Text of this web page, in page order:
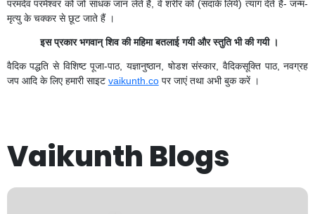
परमदेव परमेश्वर को जो साधक जान लेते हैं, वे शरीर को (सदाके लिये) त्याग देते हैं- जन्म-
मृत्यु के चक्कर से छूट जाते हैं ।
इस प्रकार भगवान् शिव की महिमा बतलाई गयी और स्तुति भी की गयी ।
वैदिक पद्धति से विशिष्ट पूजा-पाठ, यज्ञानुष्ठान, षोडश संस्कार, वैदिकसूक्ति पाठ, नवग्रह
जप आदि के लिए हमारी साइट vaikunth.coपर जाएं तथा अभी बुक करें ।
Vaikunth Blogs